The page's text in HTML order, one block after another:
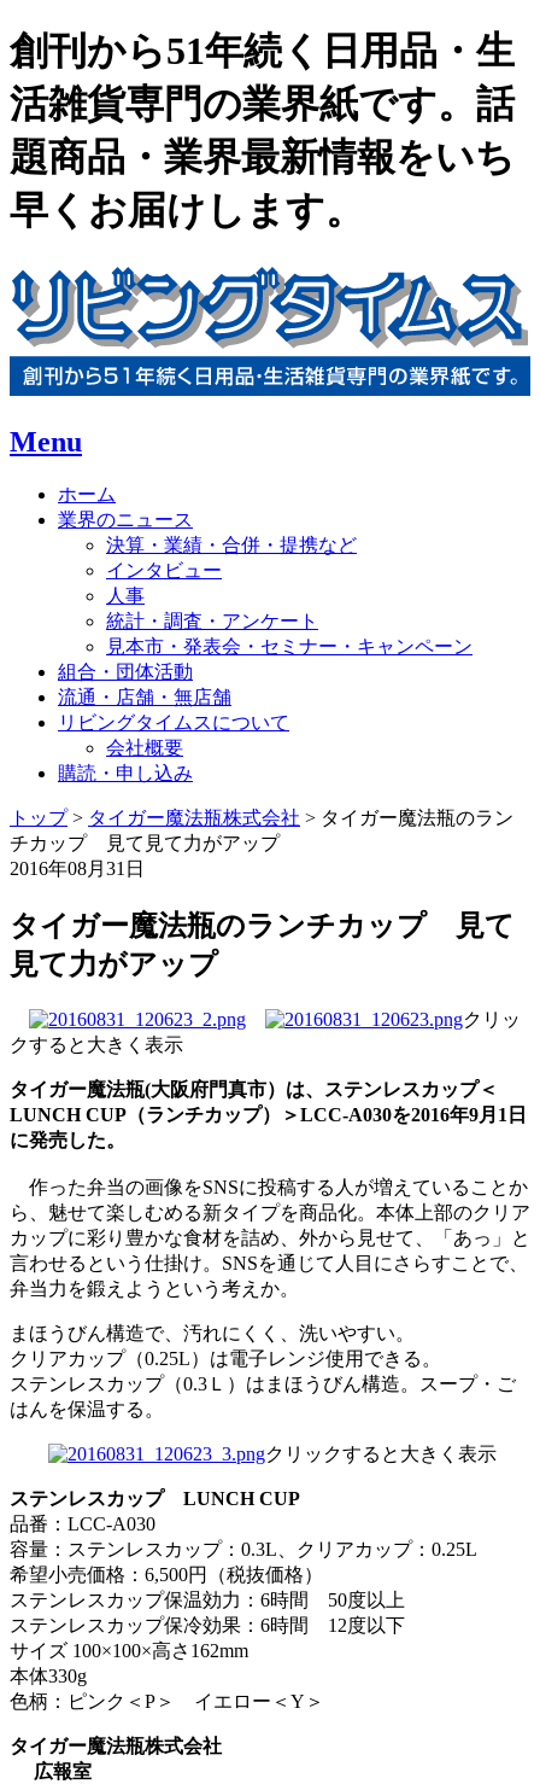
創刊から51年続く日用品・生
活雑貨専門の業界紙です。話
題商品・業界最新情報をいち
早くお届けします。
Menu
ホーム
業界のニュース
決算・業績・合併・提携など
インタビュー
人事
統計・調査・アンケート
見本市・発表会・セミナー・キャンペーン
組合・団体活動
流通・店舗・無店舗
リビングタイムスについて
会社概要
購読・申し込み
トップ> タイガー魔法瓶株式会社 > タイガー魔法瓶のラン
チカップ 見て見て力がアップ
2016年08月31日
タイガー魔法瓶のランチカップ 見て
見て力がアップ
クリッ
クすると大きく表示
タイガー魔法瓶(大阪府門真市）は、ステンレスカップ＜
LUNCH CUP（ランチカップ）＞LCC-A030を2016年9月1日
に発売した。
作った弁当の画像をSNSに投稿する人が増えていることか
ら、魅せて楽しむめる新タイプを商品化。本体上部のクリア
カップに彩り豊かな食材を詰め、外から見せて、「あっ」と
言わせるという仕掛け。SNSを通じて人目にさらすことで、
弁当力を鍛えようという考えか。
まほうびん構造で、汚れにくく、洗いやすい。
クリアカップ（0.25L）は電子レンジ使用できる。
ステンレスカップ（0.3Ｌ）はまほうびん構造。スープ・ご
はんを保温する。
クリックすると大きく表示
ステンレスカップ LUNCH CUP
品番：LCC-A030
容量：ステンレスカップ：0.3L、クリアカップ：0.25L
希望小売価格：6,500円（税抜価格）
ステンレスカップ保温効力：6時間 50度以上
ステンレスカップ保冷効果：6時間 12度以下
サイズ 100×100×高さ162mm
本体330g
色柄：ピンク＜P＞ イエロー＜Y＞
タイガー魔法瓶株式会社
広報室